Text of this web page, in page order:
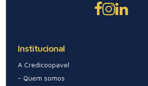
Institucional
A Credicoopavel
- Quem somos